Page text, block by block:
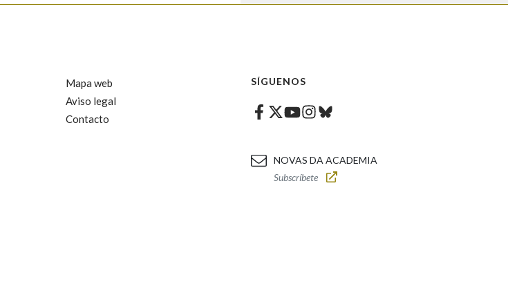
Mapa web
Aviso legal
Contacto
SÍGUENOS
Facebook
Twitter
Youtube
Instagram
Bluesky
NOVAS DA ACADEMIA
Subscríbete